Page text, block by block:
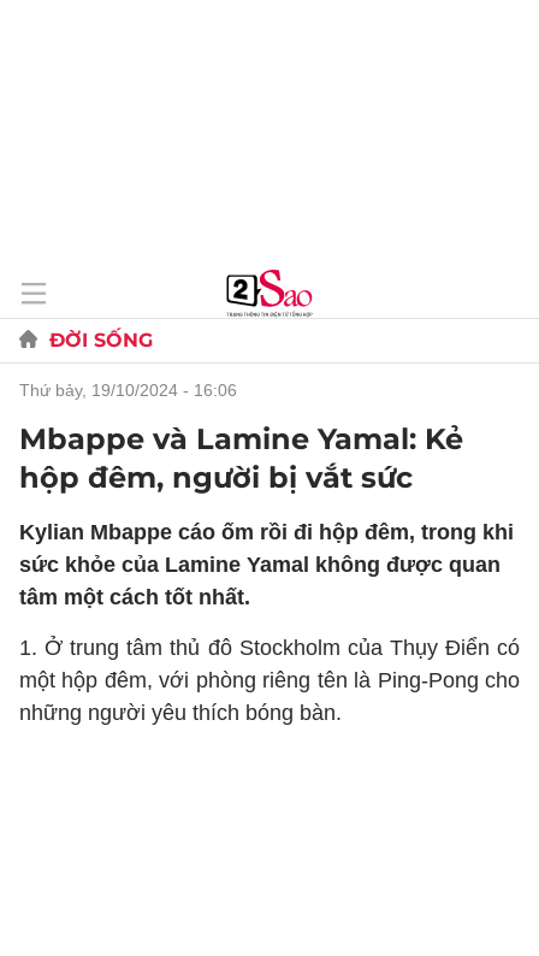
ĐỜI SỐNG
thứ bảy, 19/10/2024 - 16:06
Mbappe và Lamine Yamal: Kẻ
hộp đêm, người bị vắt sức
Kylian Mbappe cáo ốm rồi đi hộp đêm, trong khi
sức khỏe của Lamine Yamal không được quan
tâm một cách tốt nhất.
1. Ở trung tâm thủ đô Stockholm của Thụy Điển có
một hộp đêm, với phòng riêng tên là Ping-Pong cho
những người yêu thích bóng bàn.